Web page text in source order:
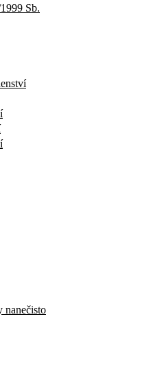
Sb.
nanečisto